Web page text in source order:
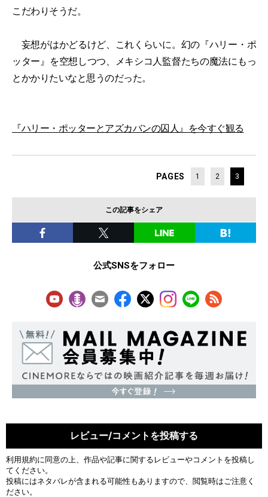
こだわりそうだ。
妄想がはかどるけど、これくらいに。幻の『ハリー・ポ
ッター』を空想しつつ、メキシコ人監督たちの魔法にもっ
とかかりたいなと思うのだった。
『ハリー・ポッターとアズカバンの囚人』を今すぐ観る
PAGES 1 2 3
この記事をシェア
公式SNSをフォロー
レビュー/コメントを投稿する
利用規約に同意の上、作品や記事に関するレビューやコメントを投稿し
てください。
投稿にはネタバレが含まれる可能性もありますので、閲覧時はご注意く
ださい。